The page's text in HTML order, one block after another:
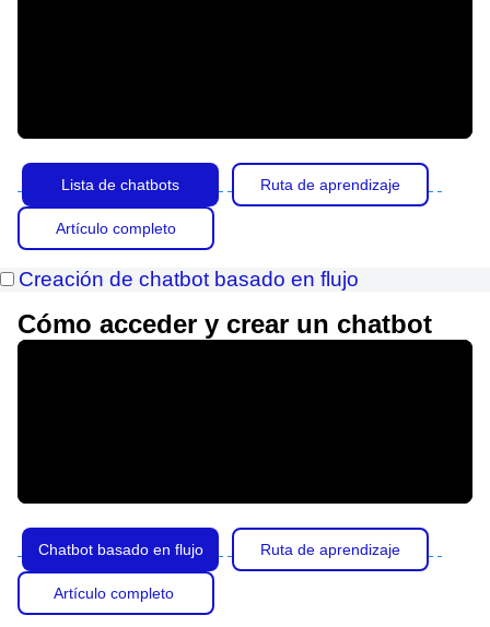
Lista de chatbots Ruta de aprendizaje
Artículo completo
Creación de chatbot basado en flujo
Cómo acceder y crear un chatbot
Chatbot basado en flujo Ruta de aprendizaje
Artículo completo